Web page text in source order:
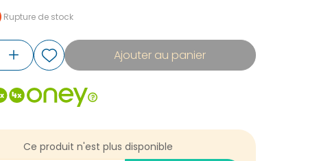
Rupture de stock
Ajouter au panier
Ce produit n'est plus disponible